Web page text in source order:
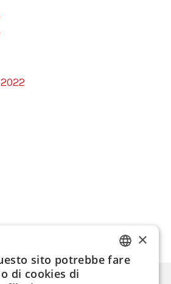
ITALIAN
×
sito potrebbe fare
di cookies di